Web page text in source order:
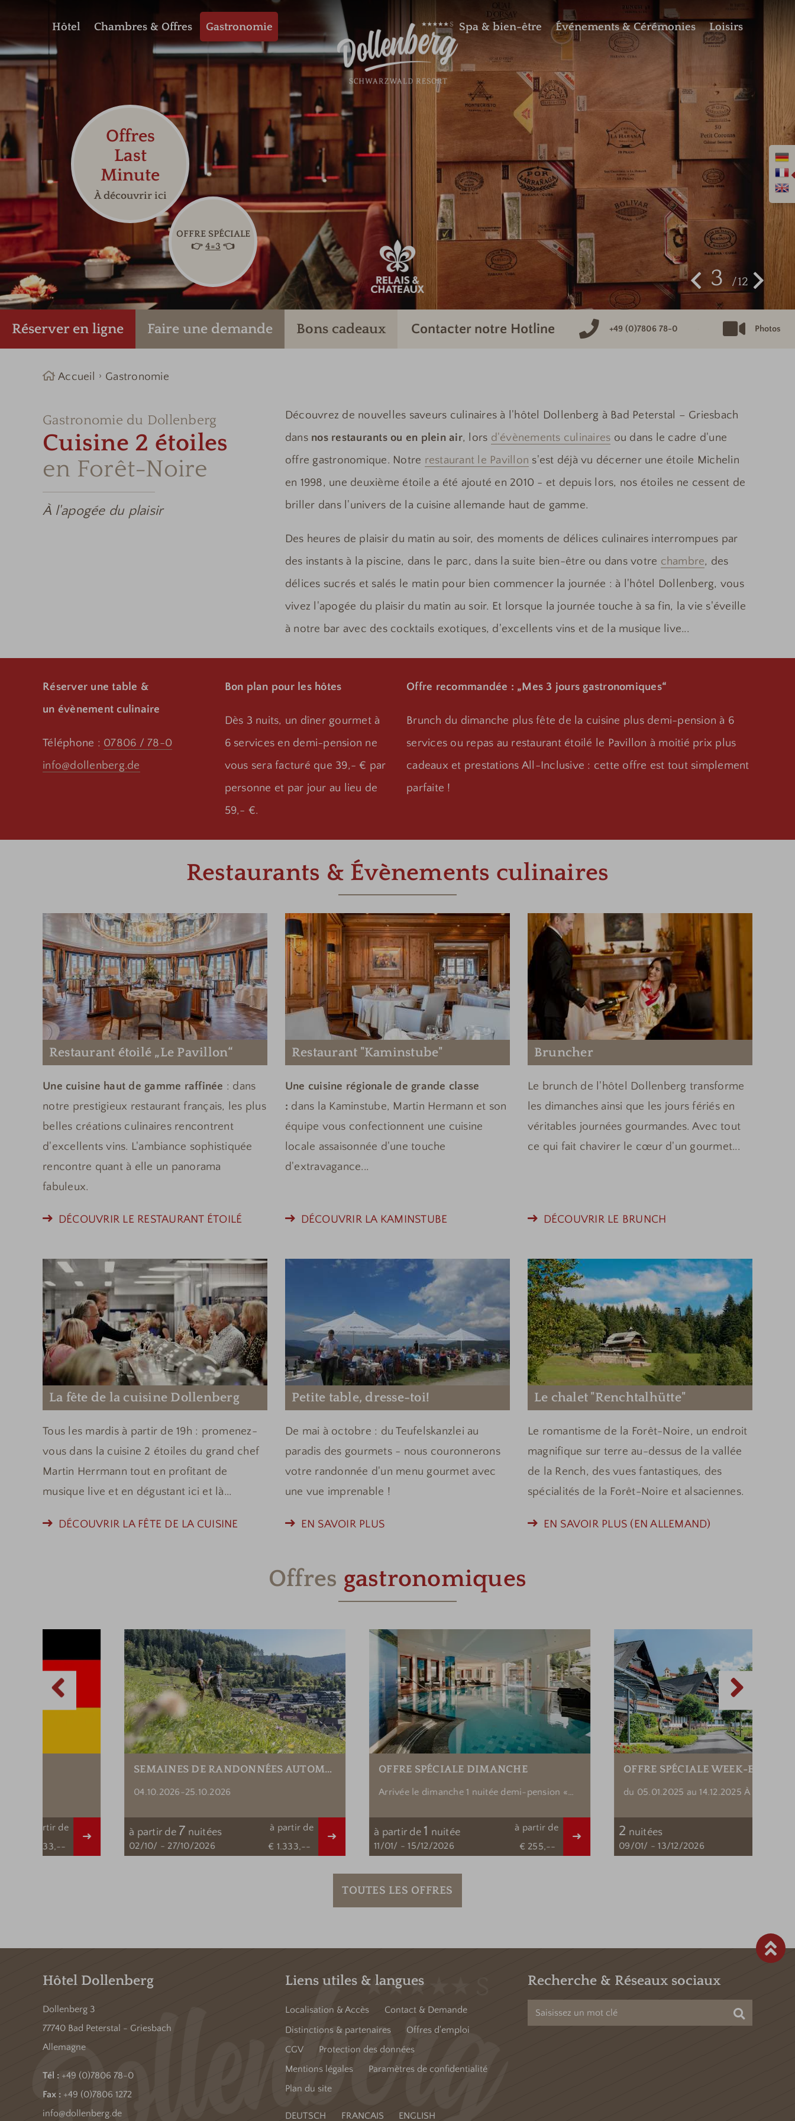
Hôtel Chambres & Offres Gastronomie Spa & bien-être Événements & Cérémonies Loisirs
3 12
Réserver en ligne Faire unedemande Bons cadeaux Contacter notre Hotline +49 (0)7806 78-0 Photos
Offres
Last
Minute
À découvrir ici
OFFRE SPÉCIALE
👉 4=3 👈
Accueil Gastronomie
Gastronomie du Dollenberg
Cuisine 2 étoiles
en Forêt-Noire
À l'apogée du plaisir
Découvrez de nouvelles saveurs culinaires à l'hôtel Dollenberg à Bad Peterstal – Griesbach
dans nos restaurants ou en plein air, lors d'évènements culinaires ou dans le cadre d'une
offre gastronomique. Notre restaurant le Pavillon s'est déjà vu décerner une étoile Michelin
en 1998, une deuxième étoile a été ajouté en 2010 - et depuis lors, nos étoiles ne cessent de
briller dans l'univers de la cuisine allemande haut de gamme.
Des heures de plaisir du matin au soir, des moments de délices culinaires interrompues par
des instants à la piscine, dans le parc, dans la suite bien-être ou dans votre chambre, des
délices sucrés et salés le matin pour bien commencer la journée : à l'hôtel Dollenberg, vous
vivez l'apogée du plaisir du matin au soir. Et lorsque la journée touche à sa fin, la vie s'éveille
à notre bar avec des cocktails exotiques, d'excellents vins et de la musique live...
Réserver une table &
un évènement culinaire
Téléphone : 07806 / 78-0
info@dollenberg.de
Bon plan pour les hôtes
Dès 3 nuits, un dîner gourmet à
6 services en demi-pension ne
vous sera facturé que 39,- € par
personne et par jour au lieu de
59,- €.
Offre recommandée : „Mes 3 jours gastronomiques“
Brunch du dimanche plus fête de la cuisine plus demi-pension à 6
services ou repas au restaurant étoilé le Pavillon à moitié prix plus
cadeaux et prestations All-Inclusive : cette offre est tout simplement
parfaite !
Restaurants & Évènements culinaires
Restaurant étoilé „Le Pavillon“
Une cuisine haut de gamme raffinée : dans
notre prestigieux restaurant français, les plus
belles créations culinaires rencontrent
d'excellents vins. L'ambiance sophistiquée
rencontre quant à elle un panorama
fabuleux.
DÉCOUVRIR LE RESTAURANT ÉTOILÉ
Restaurant "Kaminstube"
Une cuisine régionale de grande classe
: dans la Kaminstube, Martin Hermann et son
équipe vous confectionnent une cuisine
locale assaisonnée d'une touche
d'extravagance...
DÉCOUVRIR LA KAMINSTUBE
Bruncher
Le brunch de l'hôtel Dollenberg transforme
les dimanches ainsi que les jours fériés en
véritables journées gourmandes. Avec tout
ce qui fait chavirer le cœur d'un gourmet...
DÉCOUVRIR LE BRUNCH
La fête de la cuisine Dollenberg
Tous les mardis à partir de 19h : promenez-
vous dans la cuisine 2 étoiles du grand chef
Martin Herrmann tout en profitant de
musique live et en dégustant ici et là...
DÉCOUVRIR LA FÊTE DE LA CUISINE
Petite table, dresse-toi!
De mai à octobre : du Teufelskanzlei au
paradis des gourmets - nous couronnerons
votre randonnée d'un menu gourmet avec
une vue imprenable !
EN SAVOIR PLUS
Le chalet "Renchtalhütte"
Le romantisme de la Forêt-Noire, un endroit
magnifique sur terre au-dessus de la vallée
de la Rench, des vues fantastiques, des
spécialités de la Forêt-Noire et alsaciennes.
EN SAVOIR PLUS (EN ALLEMAND)
Offres gastronomiques
SEMAINES DE RANDONNÉES AUTOMNALES
04.10.2026-25.10.2026
à partir de nuitées
02/10/ 27/10/2026
à partir de
€ 1.333,--
Détail
OFFRE SPÉCIALE DIMANCHE
Arrivée le dimanche 1 nuitée demi-pension «
Douceur de vivre »
à partir de nuitée
11/01/
à partir de
€ 255,--
Détail
OFFRE SPÉCIALE WEEK-END
du 05.01.2025 au 14.12.2025 À l'exception des
week-ends fériés et des vacances scolaires,
arrivée le vendredi. 2 nuits avec demi-pension
2 nuitées
09/01/ 13/12/2026
€ 475,--
TOUTES LES OFFRES
Hôtel Dollenberg
Dollenberg 3
77740 Bad Peterstal - Griesbach
Allemagne
Tél : +49 (0)7806 78-0
Fax : +49 (0)7806 1272
info@dollenberg.de
Liens utiles & langues
Localisation & Accès
Contact & Demande
Distinctions & partenaires
Offres d'emploi
CGV
Protection des données
Mentions légales
Paramètres de confidentialité
Plan du site
DEUTSCH FRANCAIS ENGLISH
Recherche & Réseaux sociaux